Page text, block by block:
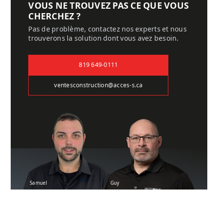
VOUS NE TROUVEZ PAS CE QUE VOUS
CHERCHEZ ?
Pas de problème, contactez nos experts et nous
trouverons la solution dont vous avez besoin.
819 649-0111
ventesconstruction@acces-s.ca
Samuel Guy